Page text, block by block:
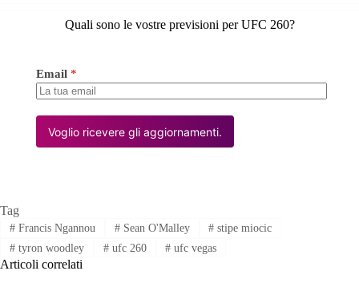
Quali sono le vostre previsioni per UFC 260?
Email *
Voglio ricevere gli aggiornamenti.
Tag
#Francis Ngannou #Sean O'Malley # stipe miocic
#tyron woodley #ufc 260 # ufc vegas
Articoli correlati